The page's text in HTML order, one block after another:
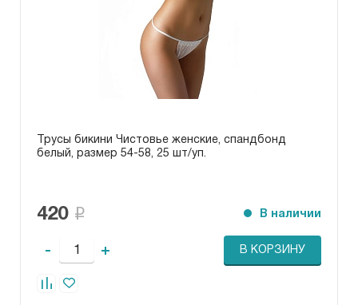
Трусы бикини Чистовье женские, спандбонд
белый, размер 54-58, 25 шт/уп.
420 В наличии
- + В КОРЗИНУ